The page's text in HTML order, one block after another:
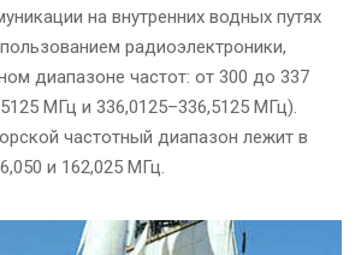
на внутренних водных путях
радиоэлектроники,
диапазоне частот: от 300 до 337
МГц и 336,0125–336,5125 МГц).
частотный диапазон лежит в
и 162,025 МГц.